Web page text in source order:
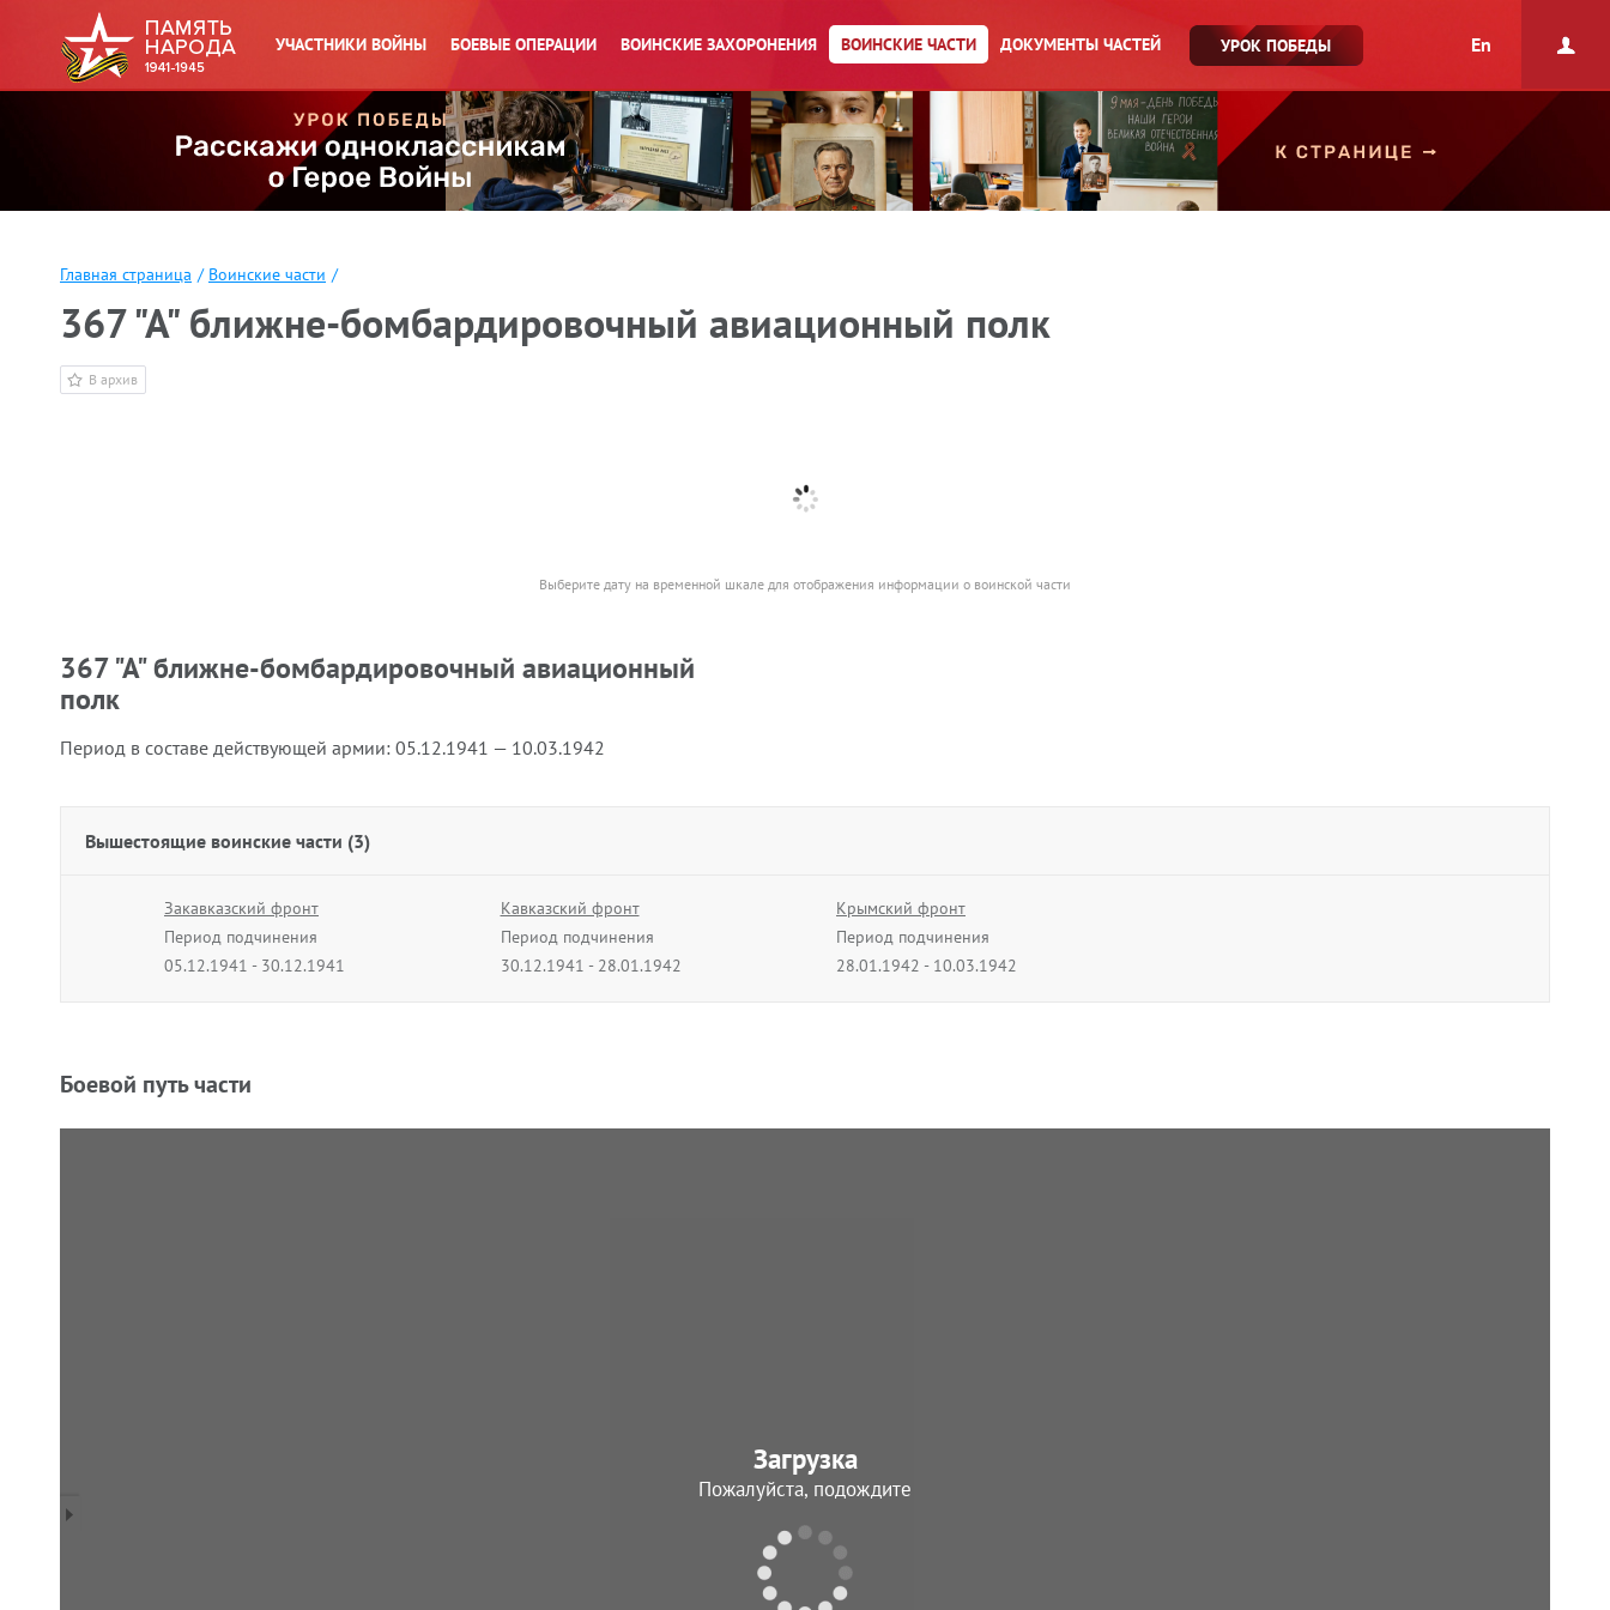
УЧАСТНИКИ ВОЙНЫ БОЕВЫЕ ОПЕРАЦИИ ВОИНСКИЕ ЗАХОРОНЕНИЯ ВОИНСКИЕ ЧАСТИ ДОКУМЕНТЫ ЧАСТЕЙ УРОК ПОБЕДЫ En
Главная страница / Воинские части /
367 "А" ближне-бомбардировочный авиационный полк
В архив
Выберите дату на временной шкале для отображения информации о воинской части
367 "А" ближне-бомбардировочный авиационный
полк
Период в составе действующей армии: 05.12.1941 — 10.03.1942
Вышестоящие воинские части (3)
Закавказский фронт
Период подчинения
05.12.1941 - 30.12.1941
Кавказский фронт
Период подчинения
30.12.1941 - 28.01.1942
Крымский фронт
Период подчинения
28.01.1942 - 10.03.1942
Боевой путь части
Загрузка
Пожалуйста, подождите